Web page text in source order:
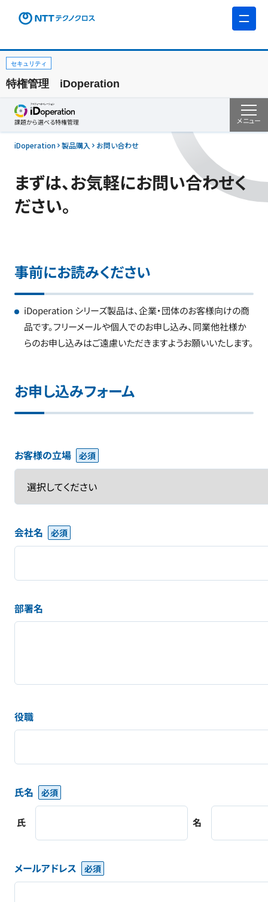
セキュリティ
特権管理 iDoperation
課題から選べる特権管理 メニュー
iDoperation 製品購入 お問い合わせ
まずは、お気軽にお問い合わせく
ださい。
事前にお読みください
iDoperation シリーズ製品は、企業・団体のお客様向けの商
品です。フリーメールや個人でのお申し込み、同業他社様か
らのお申し込みはご遠慮いただきますようお願いいたします。
お申し込みフォーム
お客様の立場
会社名
部署名
役職
氏名
氏 名
メールアドレス